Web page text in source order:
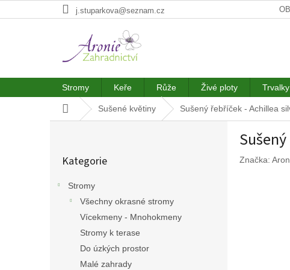
na
j.stuparkova@seznam.cz
Stromy Keře Růže Živé ploty Trvalky
Domů Sušené květiny Sušený řebříček - Achillea
kategorie
Kategorie
Stromy
Všechny okrasné stromy
Vícekmeny - Mnohokmeny
Stromy k terase
Do úzkých prostor
Malé zahrady
Značka: